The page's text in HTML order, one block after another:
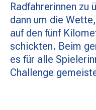
Radfahrerinnen zu
dann um die
auf den fünf
schickten. Beim
es für alle
Challenge